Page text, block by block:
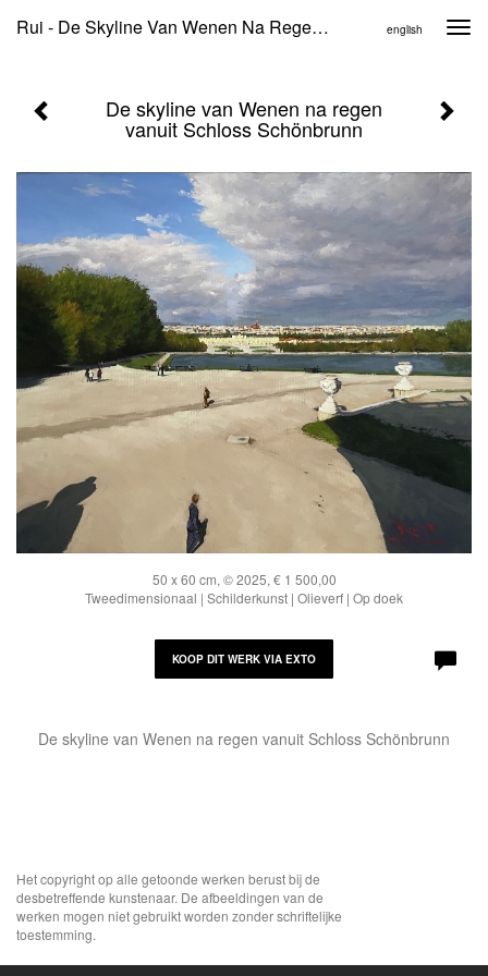
Rui - De Skyline Van Wenen Na Regen Vanuit Schloss Schönbrunn english
De skyline van Wenen na regen
vanuit Schloss Schönbrunn
50 x 60 cm, © 2025, € 1 500,00
Tweedimensionaal | Schilderkunst | Olieverf | Op doek
KOOP DIT WERK VIA EXTO
De skyline van Wenen na regen vanuit Schloss Schönbrunn
Het copyright op alle getoonde werken berust bij de
desbetreffende kunstenaar. De afbeeldingen van de
werken mogen niet gebruikt worden zonder schriftelijke
toestemming.